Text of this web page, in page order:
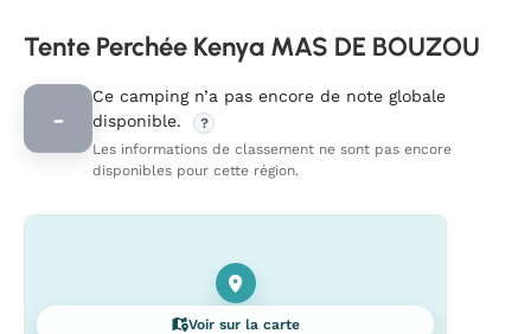
Tente Perchée Kenya MAS DE BOUZOU
-
Ce camping n’a pas encore de note globale
disponible.
?
Les informations de classement ne sont pas encore
disponibles pour cette région.
Voir sur la carte